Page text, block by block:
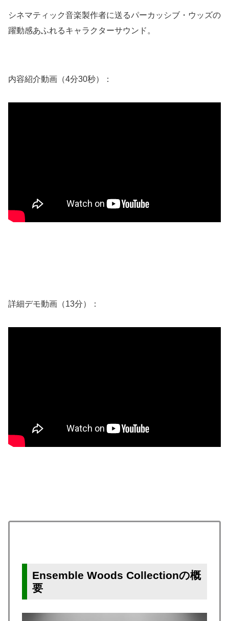
シネマティック音楽製作者に送るパーカッシブ・ウッズの
躍動感あふれるキャラクターサウンド。
内容紹介動画（4分30秒）：
詳細デモ動画（13分）：
Ensemble Woods Collectionの概
要